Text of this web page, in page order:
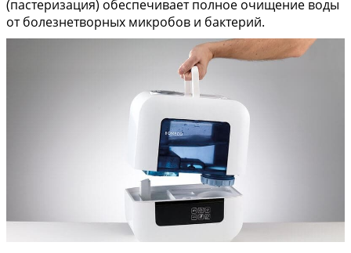
(пастеризация) обеспечивает полное очищение воды
от болезнетворных микробов и бактерий.